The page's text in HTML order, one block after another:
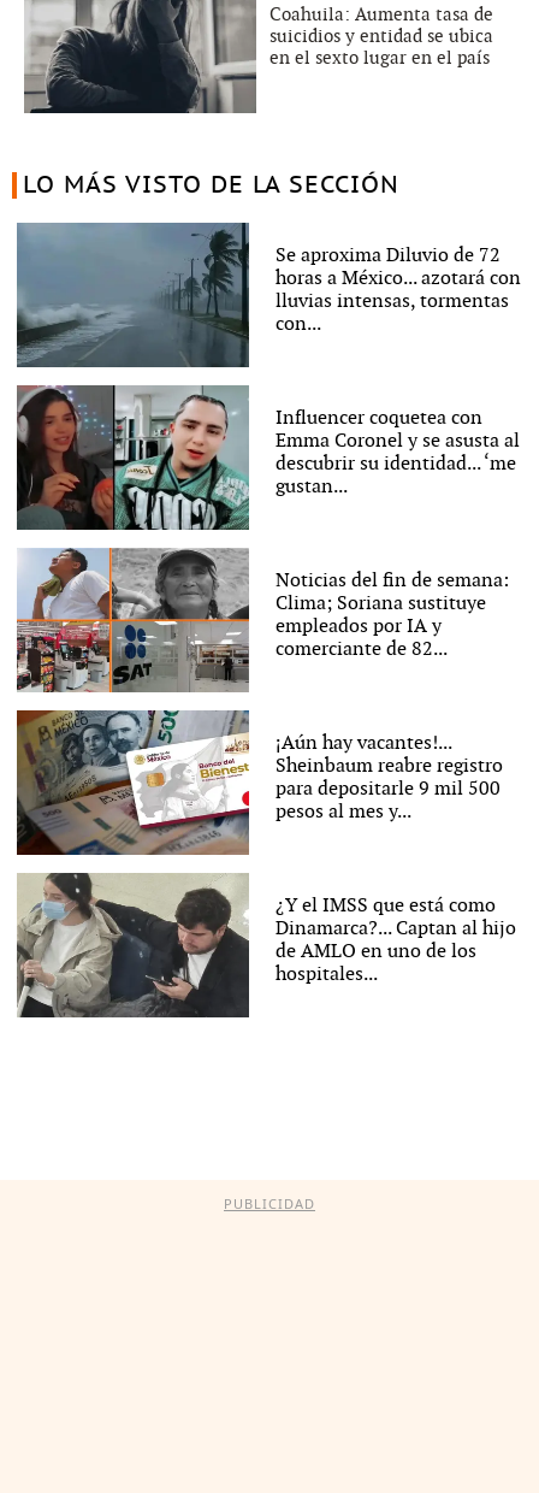
Coahuila: Aumenta tasa de
suicidios y entidad se ubica
en el sexto lugar en el país
LO MÁS VISTO DE LA SECCIÓN
Se aproxima Diluvio de 72
horas a México... azotará con
lluvias intensas, tormentas
con...
Influencer coquetea con
Emma Coronel y se asusta al
descubrir su identidad... ‘me
gustan...
Noticias del fin de semana:
Clima; Soriana sustituye
empleados por IA y
comerciante de 82...
¡Aún hay vacantes!...
Sheinbaum reabre registro
para depositarle 9 mil 500
pesos al mes y...
¿Y el IMSS que está como
Dinamarca?... Captan al hijo
de AMLO en uno de los
hospitales...
PUBLICIDAD